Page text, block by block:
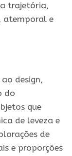
trajetória,
atemporal e
design,
do
que
de leveza e
de
e proporções